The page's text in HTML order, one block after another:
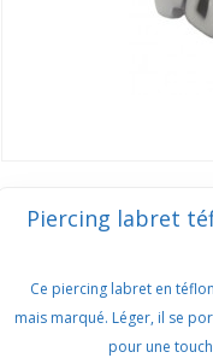
Piercing labret
Ce piercing labret en
mais marqué. Léger, il se
pour une